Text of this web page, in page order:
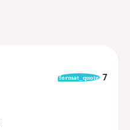
format_quote 7